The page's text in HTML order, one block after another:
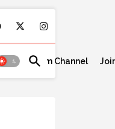
Telegram Channel